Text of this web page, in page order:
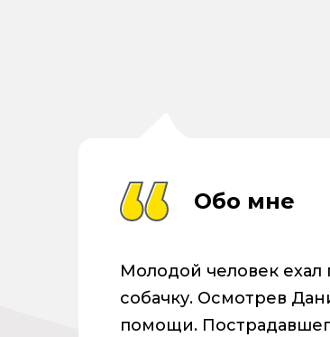
Обо мне
Молодой человек
собачку. Осмотрев
помощи.